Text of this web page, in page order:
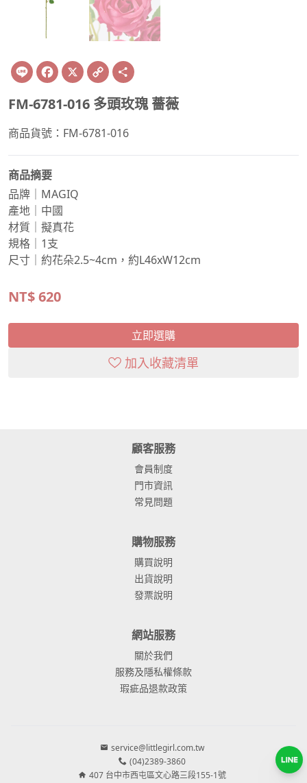
Line Facebook
X Copy
Link
FM-6781-016 多頭玫瑰 薔薇
商品貨號：FM-6781-016
商品摘要
品牌｜MAGIQ
產地｜中國
材質｜擬真花
規格｜1支
尺寸｜約花朵2.5~4cm，約L46xW12cm
NT$620
立即選購
加入收藏清單
顧客服務
會員制度
門市資訊
常見問題
購物服務
購買說明
出貨說明
發票說明
網站服務
關於我們
服務及隱私權條款
瑕疵品退款政策
service@littlegirl.com.tw
(04)2389-3860
407 台中市西屯區文心路三段155-1號